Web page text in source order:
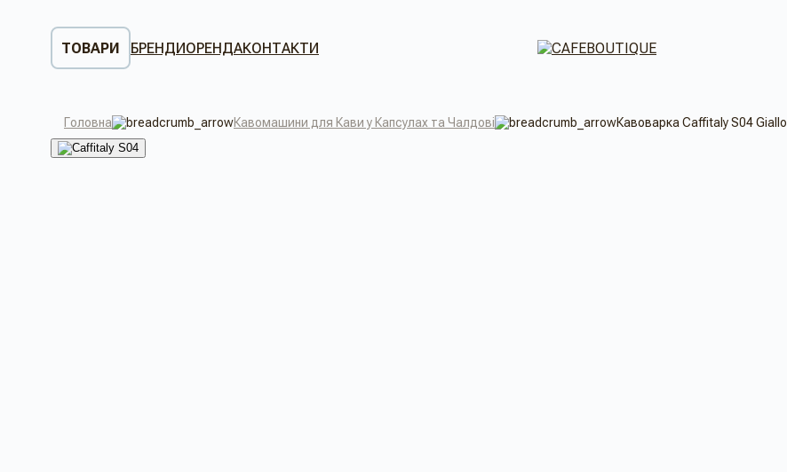
ТОВАРИ БРЕНДИОРЕНДАКОНТАКТИ
Головна Кавомашини для Кави у Капсулах та Чалдові Кавоварка Caffitaly S04 Giallo